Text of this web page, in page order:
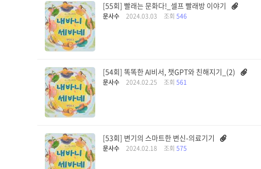
[55회] 빨래는 문화다!_셀프 빨래방 이야기
문사수 2024.03.03 조회 546
[54회] 똑똑한 AI비서, 챗GPT와 친해지기_(2)
문사수 2024.02.25 조회 561
[53회] 변기의 스마트한 변신-의료기기
문사수 2024.02.18 조회 575